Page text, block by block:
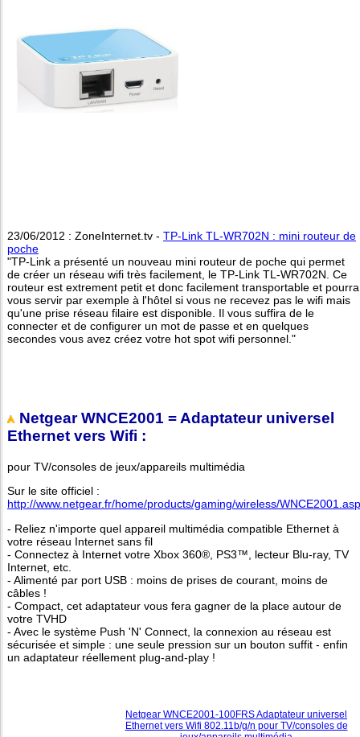
23/06/2012 : ZoneInternet.tv - TP-Link TL-WR702N : mini routeur de
poche
"TP-Link a présenté un nouveau mini routeur de poche qui permet
de créer un réseau wifi très facilement, le TP-Link TL-WR702N. Ce
routeur est extrement petit et donc facilement transportable et pourra
vous servir par exemple à l'hôtel si vous ne recevez pas le wifi mais
qu'une prise réseau filaire est disponible. Il vous suffira de le
connecter et de configurer un mot de passe et en quelques
secondes vous avez créez votre hot spot wifi personnel."
Netgear WNCE2001 = Adaptateur universel
Ethernet vers Wifi :
pour TV/consoles de jeux/appareils multimédia
Sur le site officiel :
http://www.netgear.fr/home/products/gaming/wireless/
- Reliez n'importe quel appareil multimédia compatible Ethernet à
votre réseau Internet sans fil
- Connectez à Internet votre Xbox 360®, PS3™, lecteur Blu-ray, TV
Internet, etc.
- Alimenté par port USB : moins de prises de courant, moins de
câbles !
- Compact, cet adaptateur vous fera gagner de la place autour de
votre TVHD
- Avec le système Push 'N' Connect, la connexion au réseau est
sécurisée et simple : une seule pression sur un bouton suffit - enfin
un adaptateur réellement plug-and-play !
Netgear WNCE2001-100FRS Adaptateur universel
Ethernet vers Wifi 802.11b/g/n pour TV/consoles de